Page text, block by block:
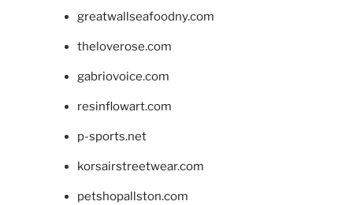
greatwallseafoodny.com
theloverose.com
gabriovoice.com
resinflowart.com
p-sports.net
korsairstreetwear.com
petshopallston.com